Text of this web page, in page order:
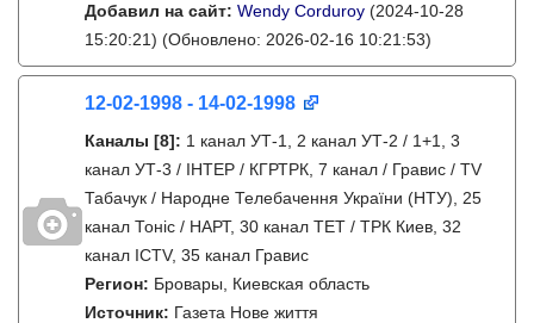
Добавил на сайт: Wendy Corduroy (2024-10-28
15:20:21) (Обновлено: 2026-02-16 10:21:53)
12-02-1998 - 14-02-1998
Каналы [8]: 1 канал УТ-1, 2 канал УТ-2 / 1+1, 3
канал УТ-3 / IНТЕР / КГРТРК, 7 канал / Гравис / TV
Табачук / Народне Телебачення України (НТУ), 25
канал Тонiс / НАРТ, 30 канал ТЕТ / ТРК Киев, 32
канал ICTV, 35 канал Гравис
Регион: Бровары, Киевская область
Источник: Газета Нове життя